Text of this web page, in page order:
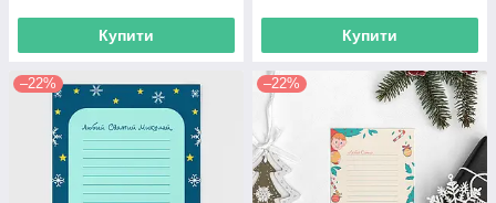
Купити Купити
–22% –22%